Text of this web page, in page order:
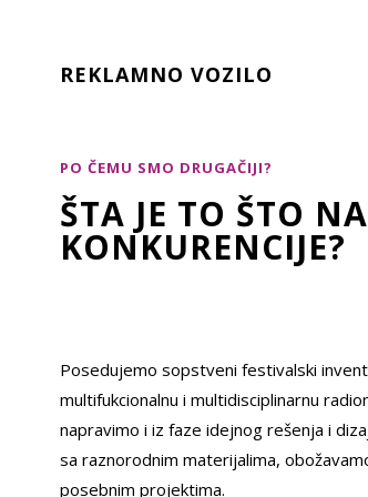
REKLAMNO VOZILO
PO ČEMU SMO DRUGAČIJI?
ŠTA JE TO ŠTO
KONKURENCIJE?
Posedujemo sopstveni festivalski
multifukcionalnu i multidisciplinarnu
napravimo i iz faze idejnog rešenja i
sa raznorodnim materijalima,
posebnim projektima.